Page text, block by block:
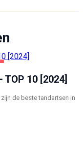
10 [2024]
de beste tandartsen in